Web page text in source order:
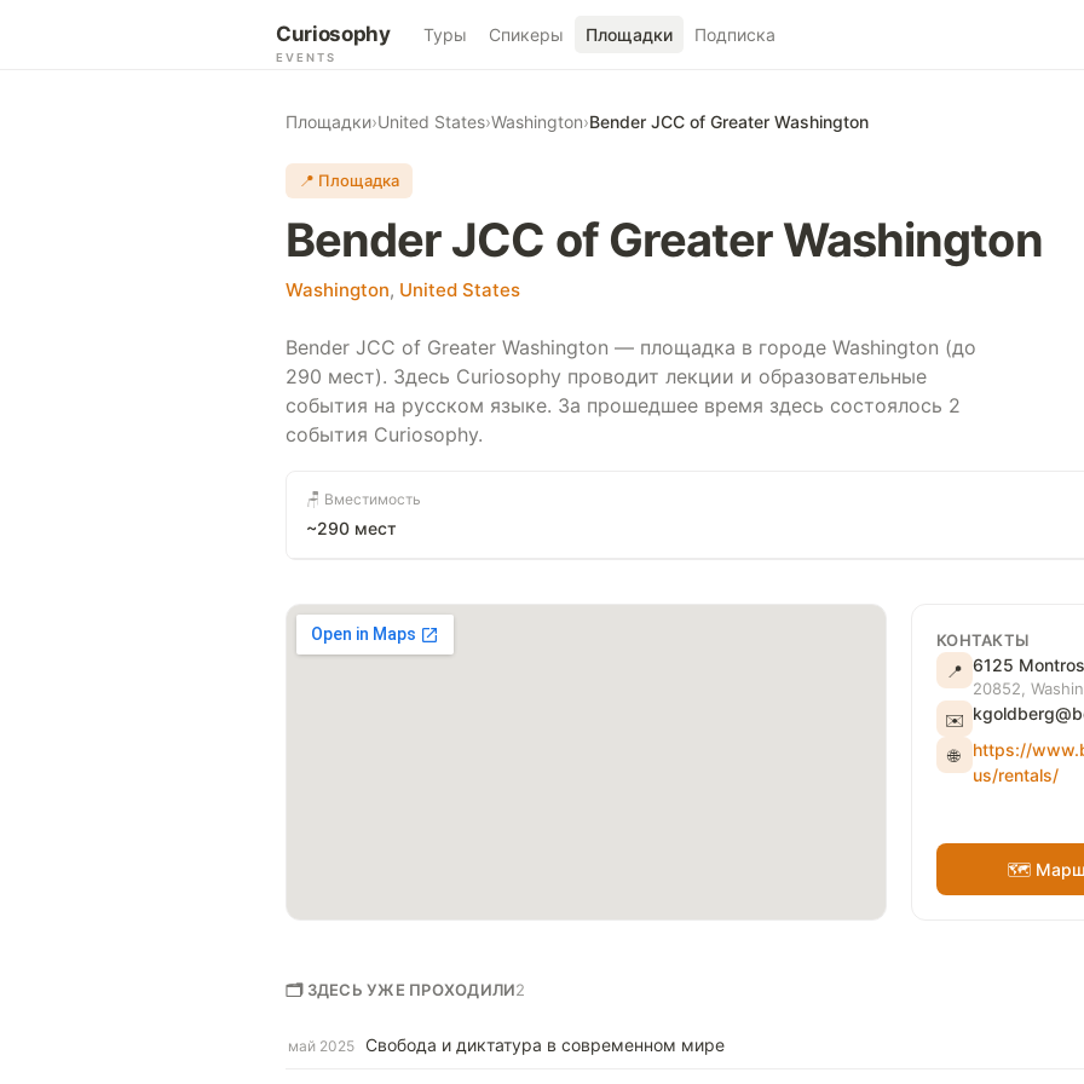
Curiosophy
EVENTS
Туры Спикеры Площадки Подписка
Площадки›United States›Washington›Bender JCC of Greater Washington
📍 Площадка
Bender JCC of Greater Washington
Washington, United States
Bender JCC of Greater Washington — площадка в городе Washington (до
290 мест). Здесь Curiosophy проводит лекции и образовательные
события на русском языке. За прошедшее время здесь состоялось 2
события Curiosophy.
🪑 Вместимость
~290 мест
КОНТАКТЫ
📍 6125
20852,
✉️
🌐
https://
us/rentals/
🗺
🗂 ЗДЕСЬ УЖЕ ПРОХОДИЛИ2
май 2025 Свобода и диктатура в современном мире